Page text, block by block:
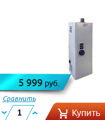
5 999 руб.
Сравнить
Купить